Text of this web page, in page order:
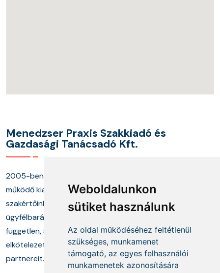
Weboldalunkon
sütiket használunk
Az oldal működéséhez feltétlenül
szükséges, munkamenet
támogató, az egyes felhasználói
munkamenetek azonosítására
Menedzser Praxis Szakkiadó és
Gazdasági Tanácsadó Kft.
2005-ben alapított cégünk és annak keretei között
működő kiadónk, képzési központunk, valamint
szakértőinkből álló tanácsadó munkacsoportunk
ügyfélbarát termékekkel és megoldásokkal, a
független, szakmai információszolgáltatás mellett
elkötelezetten segíti ügyfeleit és szakmai
partnereit.